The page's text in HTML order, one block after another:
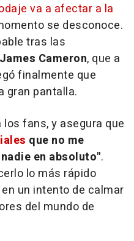
va a afectar a la
se desconoce.
tras las
James Cameron, que a
finalmente que
gran pantalla.
fans, y asegura que
que no me
en absoluto".
lo más rápido
un intento de calmar
del mundo de